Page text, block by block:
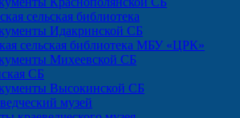
сельская библиотека
Идакринской СБ
сельская библиотека МБУ «ЦРК»
Михеевской СБ
СБ
Высокинской СБ
музей